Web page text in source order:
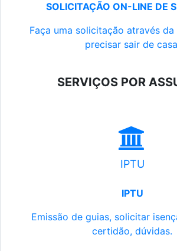
SOLICITAÇÃO ON-LINE DE
Faça uma solicitação através da
precisar sair de
SERVIÇOS POR
IPTU
IPTU
Emissão de guias, solicitar
certidão, dúvidas.